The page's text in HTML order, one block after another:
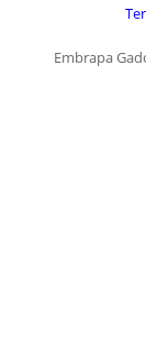
Embrapa